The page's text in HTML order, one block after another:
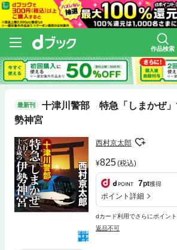
作品検索
最新刊
十津川警部 特急「しまかぜ」
勢神宮
西村京太郎
825(税込)
7pt獲得
ポイント詳細
dカード利用でさらにポイン
返品不可